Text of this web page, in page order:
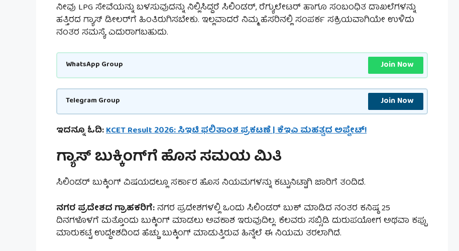
ನೀವು LPG ಸೇವೆಯನ್ನು ಬಳಸುವುದನ್ನು ನಿಲ್ಲಿಸಿದ್ದರೆ ಸಿಲಿಂಡರ್, ರೆಗ್ಯುಲೇಟರ್ ಹಾಗೂ ಸಂಬಂಧಿತ ದಾಖಲೆಗಳನ್ನು
ಹತ್ತಿರದ ಗ್ಯಾಸ್ ಡೀಲರ್‌ಗೆ ಹಿಂತಿರುಗಿಸಬೇಕು. ಇಲ್ಲವಾದರೆ ನಿಮ್ಮ ಹೆಸರಿನಲ್ಲಿ ಸಂಪರ್ಕ ಸಕ್ರಿಯವಾಗಿಯೇ ಉಳಿದು
ನಂತರ ಸಮಸ್ಯೆ ಎದುರಾಗಬಹುದು.
WhatsApp Group Join Now
Telegram Group Join Now
ಇದನ್ನೂ ಓದಿ:KCET Result 2026: ಸಿಇಟಿ ಫಲಿತಾಂಶ ಪ್ರಕಟಣೆ | ಕೆಇಎ ಮಹತ್ವದ ಅಪ್ಡೇಟ್!
ಗ್ಯಾಸ್ ಬುಕ್ಕಿಂಗ್‌ಗೆ ಹೊಸ ಸಮಯ ಮಿತಿ
ಸಿಲಿಂಡರ್ ಬುಕ್ಕಿಂಗ್ ವಿಷಯದಲ್ಲೂ ಸರ್ಕಾರ ಹೊಸ ನಿಯಮಗಳನ್ನು ಕಟ್ಟುನಿಟ್ಟಾಗಿ ಜಾರಿಗೆ ತಂದಿದೆ.
ನಗರ ಪ್ರದೇಶದ ಗ್ರಾಹಕರಿಗೆ:ನಗರ ಪ್ರದೇಶಗಳಲ್ಲಿ ಒಂದು ಸಿಲಿಂಡರ್ ಬುಕ್ ಮಾಡಿದ ನಂತರ ಕನಿಷ್ಠ 25
ದಿನಗಳೊಳಗೆ ಮತ್ತೊಂದು ಬುಕ್ಕಿಂಗ್ ಮಾಡಲು ಅವಕಾಶ ಇರುವುದಿಲ್ಲ. ಕೆಲವರು ಸಬ್ಸಿಡಿ ದುರುಪಯೋಗ ಅಥವಾ ಕಪ್ಪು
ಮಾರುಕಟ್ಟೆ ಉದ್ದೇಶದಿಂದ ಹೆಚ್ಚು ಬುಕ್ಕಿಂಗ್ ಮಾಡುತ್ತಿರುವ ಹಿನ್ನೆಲೆ ಈ ನಿಯಮ ತರಲಾಗಿದೆ.